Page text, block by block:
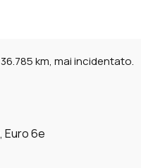
km, mai incidentato.
Euro 6e